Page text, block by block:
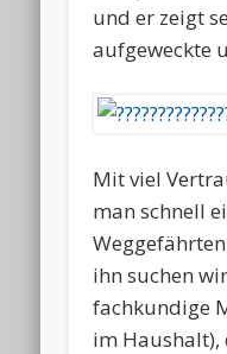
und er zeigt
aufgeweckte
Mit viel
man schnell
ihn suchen
fachkundige
im Haushalt),